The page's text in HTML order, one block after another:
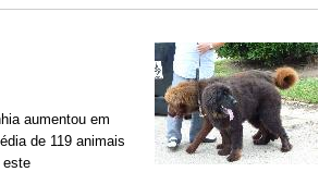
aumentou em
de 119 animais
este